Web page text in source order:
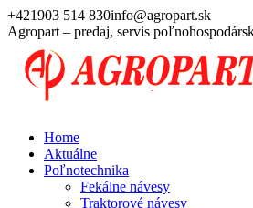
Skip
to
content
+421903 514 830info@agropart.sk
Agropart – predaj, servis
Home
Aktuálne
Poľnotechnika
Fekálne návesy
Traktorové návesy